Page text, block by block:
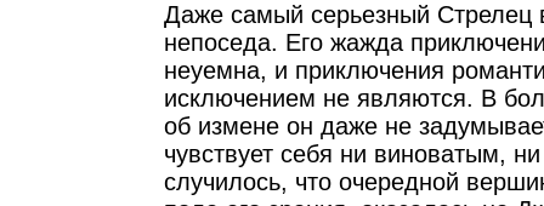
Даже самый серьезный Стрелец
непоседа. Его жажда
неуемна, и приключения
исключением не являются. В
об измене он даже не
чувствует себя ни виноватым,
случилось, что очередной